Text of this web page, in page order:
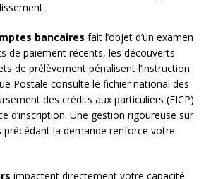
bancaires fait l’objet d’un examen
de paiement récents, les découverts
de prélèvement pénalisent l’instruction
Postale consulte le fichier national des
des crédits aux particuliers (FICP)
d’inscription. Une gestion rigoureuse sur
précédant la demande renforce votre
impactent directement votre capacité